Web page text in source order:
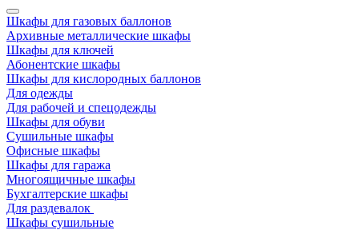
Шкафы для газовых баллонов
Архивные металлические шкафы
Шкафы для ключей
Абонентские шкафы
Шкафы для кислородных баллонов
Для одежды
Для рабочей и спецодежды
Шкафы для обуви
Сушильные шкафы
Офисные шкафы
Шкафы для гаража
Многоящичные шкафы
Бухгалтерские шкафы
Для раздевалок
Шкафы сушильные